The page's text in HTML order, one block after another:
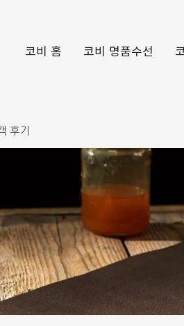
코비 홈 코비 명품수선
후기